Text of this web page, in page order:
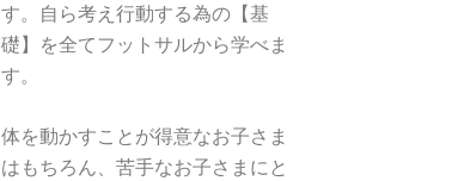
す。自ら考え行動する為の【基
礎】を全てフットサルから学べま
す。
体を動かすことが得意なお子さま
はもちろん、苦手なお子さまにと